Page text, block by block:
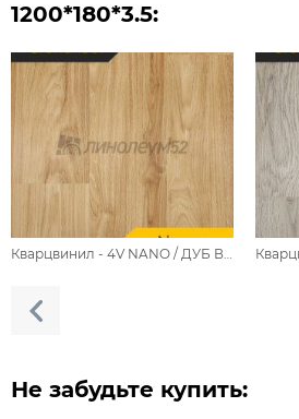
1200*180*3.5:
Кварцвинил - 4V NANO / ДУБ ВЕРОНА ZH-81125-5
Не забудьте купить: